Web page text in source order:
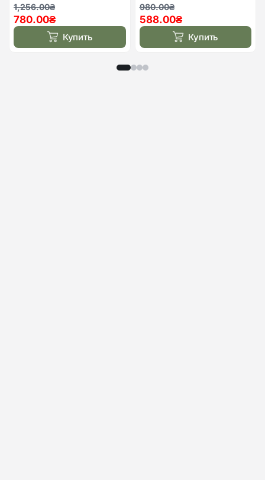
1,256.00₴
Первоначальная
цена
составляла
1,256.00₴.
780.00₴
Текущая
цена:
780.00₴. Купить
980.00₴
Первоначальная
цена
составляла
980.00₴.
588.00₴
Текущая
цена:
588.00₴.Купить